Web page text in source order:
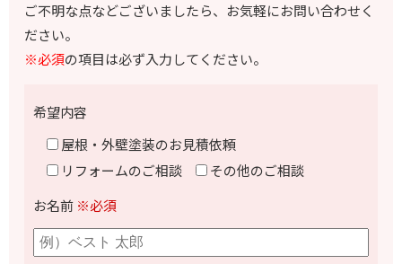
ご不明な点などございましたら、お気軽にお問い合わせく
ださい。
※必須の項目は必ず入力してください。
希望内容
屋根・外壁塗装のお見積依頼
リフォームのご相談
その他のご相談
お名前 ※必須